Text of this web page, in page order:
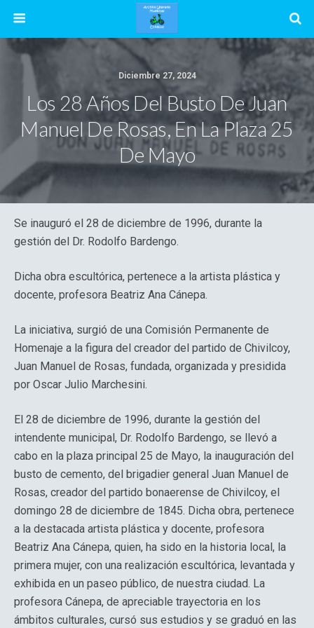
Diciembre 27, 2024
Los 28 Años Del Busto De Juan
Manuel De Rosas, En La Plaza 25
De Mayo
Se inauguró el 28 de diciembre de 1996, durante la
gestión del Dr. Rodolfo Bardengo.
Dicha obra escultórica, pertenece a la artista plástica y
docente, profesora Beatriz Ana Cánepa.
La iniciativa, surgió de una Comisión Permanente de
Homenaje a la figura del creador del partido de Chivilcoy,
Juan Manuel de Rosas, fundada, organizada y presidida
por Oscar Julio Marchesini.
El 28 de diciembre de 1996, durante la gestión del
intendente municipal, Dr. Rodolfo Bardengo, se llevó a
cabo en la plaza principal 25 de Mayo, la inauguración del
busto de cemento, del brigadier general Juan Manuel de
Rosas, creador del partido bonaerense de Chivilcoy, el
domingo 28 de diciembre de 1845. Dicha obra, pertenece
a la destacada artista plástica y docente, profesora
Beatriz Ana Cánepa, quien, ha sido en la historia local, la
primera mujer, con una realización escultórica, levantada y
exhibida en un paseo público, de nuestra ciudad. La
profesora Cánepa, de apreciable trayectoria en los
ámbitos culturales, cursó sus estudios y se graduó en las